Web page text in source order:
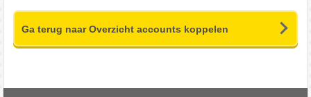
Ga terug naar Overzicht accounts koppelen